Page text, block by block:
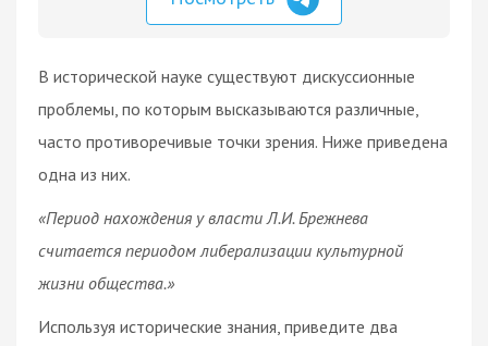
В исторической науке существуют дискуссионные
проблемы, по которым высказываются различные,
часто противоречивые точки зрения. Ниже приведена
одна из них.
«Период нахождения у власти Л.И. Брежнева
считается периодом либерализации культурной
жизни общества.»
Используя исторические знания, приведите два